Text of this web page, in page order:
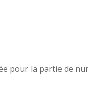
pour la partie de